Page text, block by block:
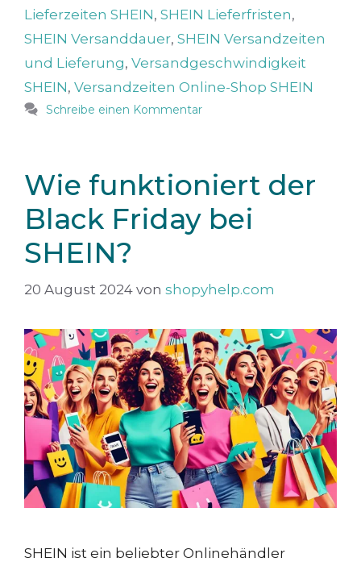
Lieferzeiten SHEIN, SHEIN Lieferfristen,
SHEIN Versanddauer, SHEIN Versandzeiten
und Lieferung, Versandgeschwindigkeit
SHEIN, Versandzeiten Online-Shop SHEIN
Schreibe einen Kommentar
Wie funktioniert der
Black Friday bei
SHEIN?
20 August 2024 von shopyhelp.com
SHEIN ist ein beliebter Onlinehändler